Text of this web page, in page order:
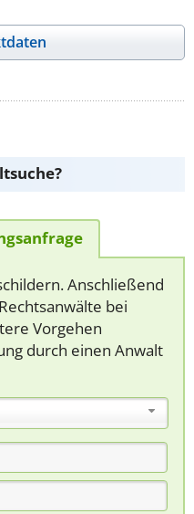
Anschließend
bei
Vorgehen
durch einen Anwalt